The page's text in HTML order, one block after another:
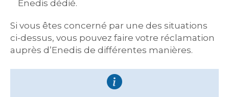
Enedis dédié.
Si vous êtes concerné par une des situations
ci-dessus, vous pouvez faire votre réclamation
auprès d’Enedis de différentes manières.